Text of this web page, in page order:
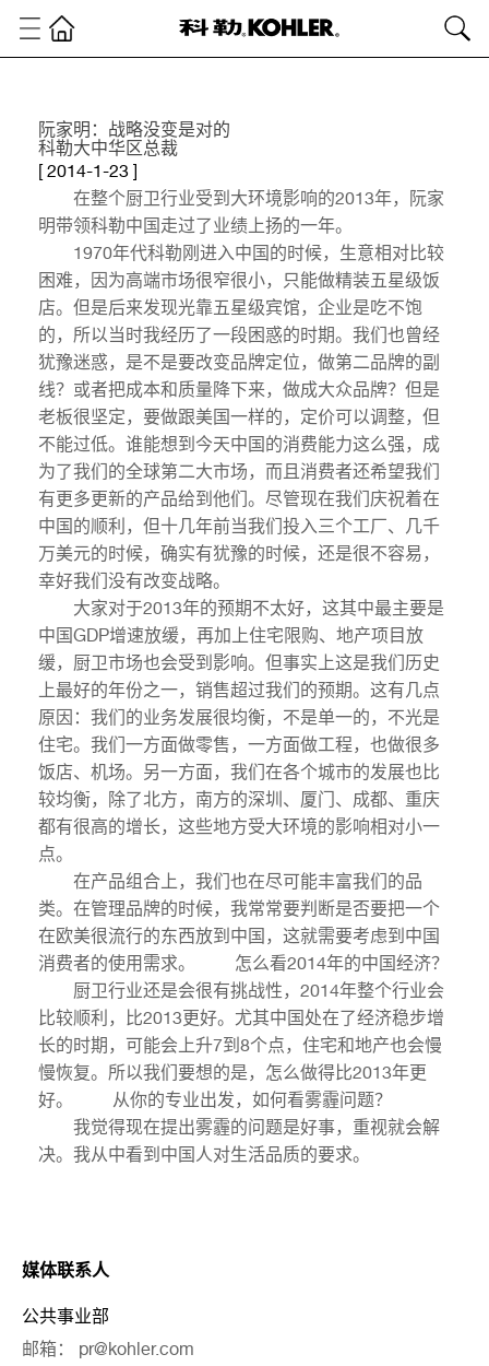
阮家明：战略没变是对的
科勒大中华区总裁
[ 2014-1-23 ]
在整个厨卫行业受到大环境影响的2013年，阮家
明带领科勒中国走过了业绩上扬的一年。
1970年代科勒刚进入中国的时候，生意相对比较
困难，因为高端市场很窄很小，只能做精装五星级饭
店。但是后来发现光靠五星级宾馆，企业是吃不饱
的，所以当时我经历了一段困惑的时期。我们也曾经
犹豫迷惑，是不是要改变品牌定位，做第二品牌的副
线？或者把成本和质量降下来，做成大众品牌？但是
老板很坚定，要做跟美国一样的，定价可以调整，但
不能过低。谁能想到今天中国的消费能力这么强，成
为了我们的全球第二大市场，而且消费者还希望我们
有更多更新的产品给到他们。尽管现在我们庆祝着在
中国的顺利，但十几年前当我们投入三个工厂、几千
万美元的时候，确实有犹豫的时候，还是很不容易，
幸好我们没有改变战略。
大家对于2013年的预期不太好，这其中最主要是
中国GDP增速放缓，再加上住宅限购、地产项目放
缓，厨卫市场也会受到影响。但事实上这是我们历史
上最好的年份之一，销售超过我们的预期。这有几点
原因：我们的业务发展很均衡，不是单一的，不光是
住宅。我们一方面做零售，一方面做工程，也做很多
饭店、机场。另一方面，我们在各个城市的发展也比
较均衡，除了北方，南方的深圳、厦门、成都、重庆
都有很高的增长，这些地方受大环境的影响相对小一
点。
在产品组合上，我们也在尽可能丰富我们的品
类。在管理品牌的时候，我常常要判断是否要把一个
在欧美很流行的东西放到中国，这就需要考虑到中国
消费者的使用需求。 怎么看2014年的中国经济？
厨卫行业还是会很有挑战性，2014年整个行业会
比较顺利，比2013更好。尤其中国处在了经济稳步增
长的时期，可能会上升7到8个点，住宅和地产也会慢
慢恢复。所以我们要想的是，怎么做得比2013年更
好。 从你的专业出发，如何看雾霾问题？
我觉得现在提出雾霾的问题是好事，重视就会解
决。我从中看到中国人对生活品质的要求。
媒体联系人
公共事业部
邮箱： pr@kohler.com